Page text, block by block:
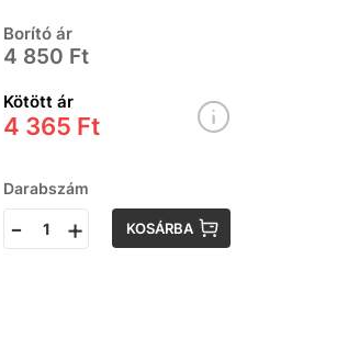
Borító ár
4 850 Ft
Kötött ár
4 365 Ft
Darabszám
- + KOSÁRBA